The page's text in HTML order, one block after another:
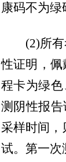
康码不为
(2)所
性证明，
程卡为绿
测阴性报告
采样时间
试。第一